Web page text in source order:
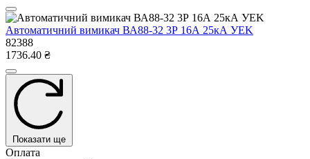
Автоматичний вимикач ВА88-32 3Р 16А 25кА УEK
82388
1736.40 ₴
Показати ще
Оплата